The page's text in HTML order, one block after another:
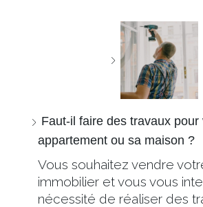
Faut-il faire des travaux pour
appartement ou sa maison ?
Vous souhaitez vendre
immobilier et vous vous
nécessité de réaliser des